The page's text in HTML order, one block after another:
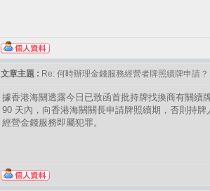
文章主題 : Re: 何時辦理金錢服務經營者牌照續牌申請？
據香港海關透露今日已致函首批持牌找換商有關續
90 天內，向香港海關關長申請牌照續期，否則持
經營金錢服務即屬犯罪。